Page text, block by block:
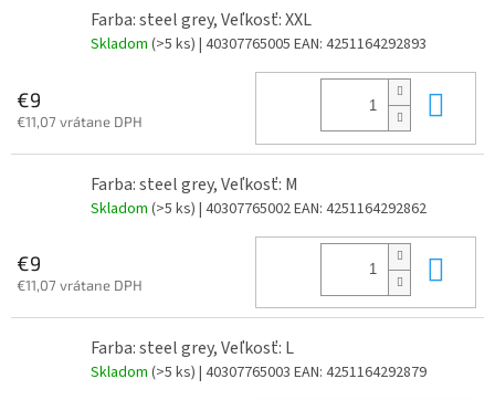
Farba: steel grey, Veľkosť: XXL
Skladom (>5 ks) | 40307765005 EAN: 4251164292893
€9
€11,07 vrátane DPH
Farba: steel grey, Veľkosť: M
Skladom (>5 ks) | 40307765002EAN: 4251164292862
€9
€11,07 vrátane DPH
Farba: steel grey, Veľkosť: L
Skladom (>5 ks) | 40307765003 EAN: 4251164292879